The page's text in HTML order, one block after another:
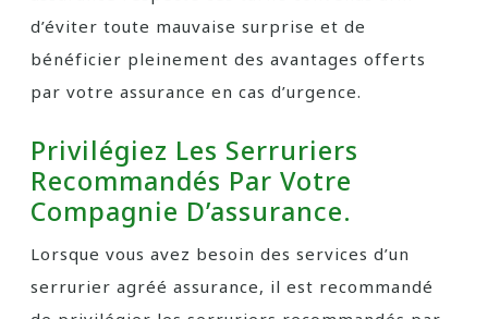
d’éviter toute mauvaise surprise et de
bénéficier pleinement des avantages offerts
par votre assurance en cas d’urgence.
Privilégiez Les Serruriers
Recommandés Par Votre
Compagnie D’assurance.
Lorsque vous avez besoin des services d’un
serrurier agréé assurance, il est recommandé